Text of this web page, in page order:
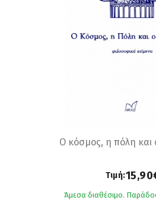
Ο κόσμος, η πόλη
Τιμή:
Άμεσα διαθέσιμο.